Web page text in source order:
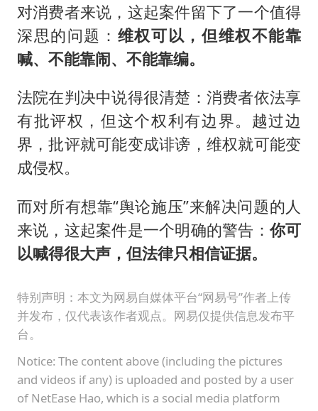
对消费者来说，这起案件留下了一个值得
深思的问题： 维权可以，但维权不能靠
喊、不能靠闹、不能靠编。
法院在判决中说得很清楚：消费者依法享
有批评权，但这个权利有边界。越过边
界，批评就可能变成诽谤，维权就可能变
成侵权。
而对所有想靠“舆论施压”来解决问题的人
来说，这起案件是一个明确的警告：你可
以喊得很大声，但法律只相信证据。
特别声明：本文为网易自媒体平台“网易号”作者上传
并发布，仅代表该作者观点。网易仅提供信息发布平
台。
Notice: The content above (including the pictures
and videos if any) is uploaded and posted by a user
of NetEase Hao, which is a social media platform